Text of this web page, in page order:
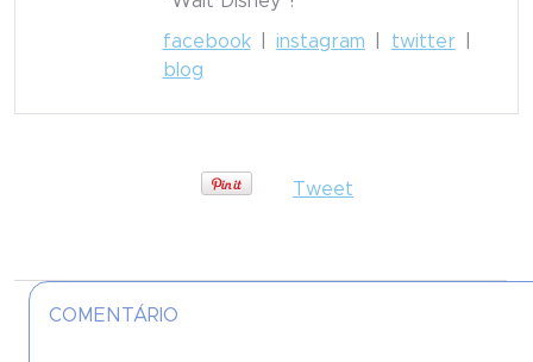
facebook|instagram twitter|
blog
Tweet